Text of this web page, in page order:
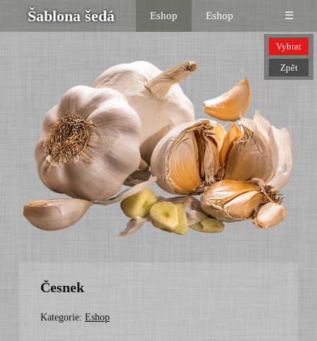
Šablona šedá Eshop Eshop ☰
Česnek
Kategorie: Eshop
Vybrat
Zpět